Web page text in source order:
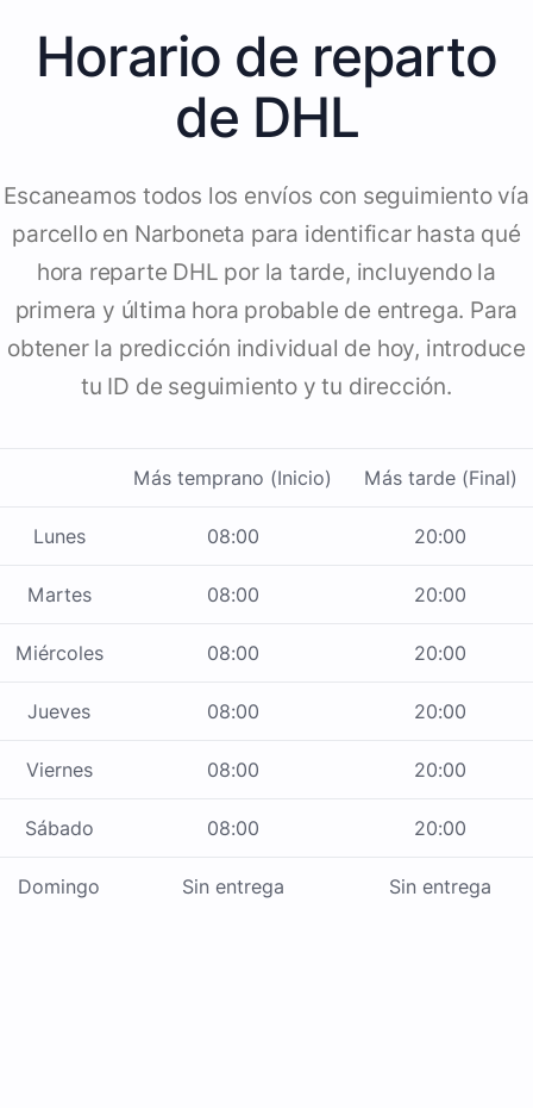
Horario de reparto
de DHL
Escaneamos todos los envíos con seguimiento vía
parcello en Narboneta para identificar hasta qué
hora reparte DHL por la tarde, incluyendo la
primera y última hora probable de entrega. Para
obtener la predicción individual de hoy, introduce
tu ID de seguimiento y tu dirección.
Más temprano (Inicio) Más tarde (Final)
Lunes 08:00 20:00
Martes 08:00 20:00
Miércoles 08:00 20:00
Jueves 08:00 20:00
Viernes 08:00 20:00
Sábado 08:00 20:00
Domingo Sin entrega Sin entrega